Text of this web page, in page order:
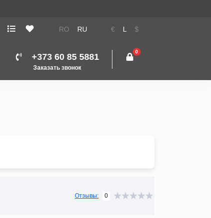
RO RU € L $
+373 60 85 5881
Заказать звонок
0
Отзывы: 0